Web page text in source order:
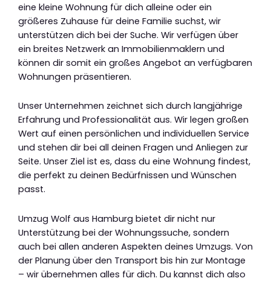
eine kleine Wohnung für dich alleine oder ein
größeres Zuhause für deine Familie suchst, wir
unterstützen dich bei der Suche. Wir verfügen über
ein breites Netzwerk an Immobilienmaklern und
können dir somit ein großes Angebot an verfügbaren
Wohnungen präsentieren.
Unser Unternehmen zeichnet sich durch langjährige
Erfahrung und Professionalität aus. Wir legen großen
Wert auf einen persönlichen und individuellen Service
und stehen dir bei all deinen Fragen und Anliegen zur
Seite. Unser Ziel ist es, dass du eine Wohnung findest,
die perfekt zu deinen Bedürfnissen und Wünschen
passt.
Umzug Wolf aus Hamburg bietet dir nicht nur
Unterstützung bei der Wohnungssuche, sondern
auch bei allen anderen Aspekten deines Umzugs. Von
der Planung über den Transport bis hin zur Montage
– wir übernehmen alles für dich. Du kannst dich also